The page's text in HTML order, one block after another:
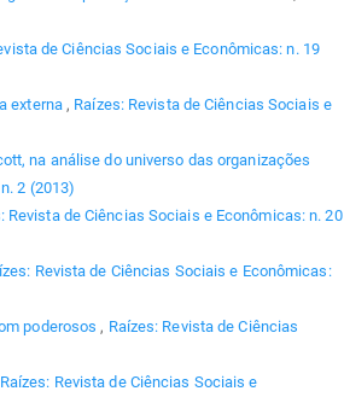
de Ciências Sociais e Econômicas: n. 19
externa, Raízes: Revista de Ciências Sociais e
na análise do universo das organizações
2 (2013)
Revista de Ciências Sociais e Econômicas: n. 20
Revista de Ciências Sociais e Econômicas:
poderosos, Raízes: Revista de Ciências
Raízes: Revista de Ciências Sociais e